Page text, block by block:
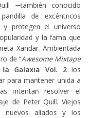
─también conocido
de excéntricos
y protegen el universo
y la fama que
Xandar. Ambientada
de “Awesome Mixtape
la Galaxia Vol. 2los
para mantener unida a
intentan resolver el
de Peter Quill. Viejos
nuevos aliados y los